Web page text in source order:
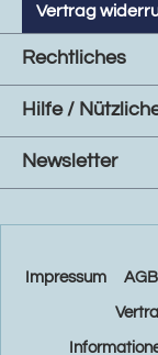
Vertrag
Rechtliches
Hilfe /
Newsletter
Impressum